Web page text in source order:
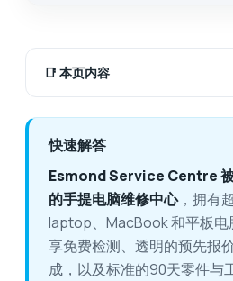
📑 本页内容
快速解答
Esmond Service Centre
的手提电脑维修中心，拥有
laptop、MacBook 和平板电
享免费检测、透明的预先报
成，以及标准的90天零件与